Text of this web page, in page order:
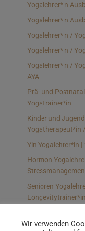
Yogalehrer*in
Yogalehrer*in
Yogalehrer*in /
Yogalehrer*in /
Yogalehrer*in /
AYA
Prä- und
Yogatrainer*in
Kinder und
Yogatherapeut*in
Yin Yogalehrer*in
Hormon
Senioren
Longevitytrainer*in
Wir verwenden